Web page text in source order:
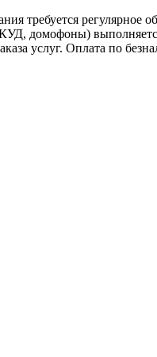
требуется
домофоны)
услуг. Оплата по